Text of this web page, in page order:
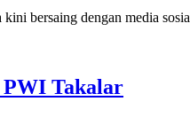
bersaing dengan media
Takalar